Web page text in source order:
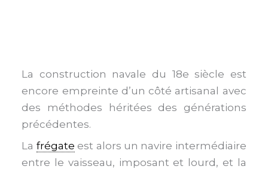
La construction navale du 18e siècle est
encore empreinte d’un côté artisanal avec
des méthodes héritées des générations
précédentes.
La frégate est alors un navire intermédiaire
entre le vaisseau, imposant et lourd, et la